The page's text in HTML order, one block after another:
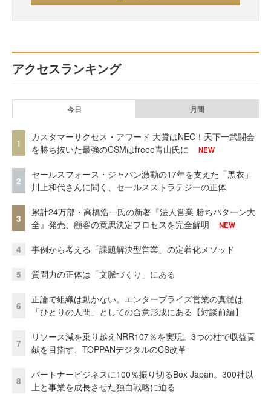
アクセスランキング
今日 月間
1
カスタマーサクセス・アワード 大賞はNEC！天下一武闘会
を勝ち抜いた最強のCSMはfreee青山氏に
NEW
2
セールスフォース・ジャパン激動の17年を支えた「黒衣」
川上和代さんに聞く、セールスストラテジーの正体
3
累計24万部・高橋浩一氏の新著『法人営業 勝ちパターン大
全』発売、顧客の意思決定プロセスを完全解明
NEW
4 事例から考える「課題解決型営業」の定着化メソッド
5 質問力の正体は「文脈づくり」にある
6
正論で組織は動かない。エンタープライズ営業の真髄は
「ひとりの人間」としての合意形成にある【対談前編】
7
リソース減を乗り越えNRR107％を実現。3つの柱で収益貢
献を目指す、TOPPANデジタルのCS改革
8
パートナービジネスに100％振り切るBox Japan。300社以
上と事業を成長させた独自戦略に迫る